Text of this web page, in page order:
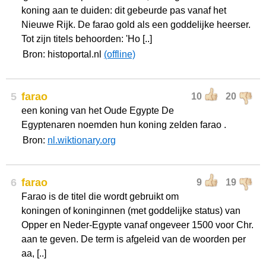
koning aan te duiden: dit gebeurde pas vanaf het
Nieuwe Rijk. De farao gold als een goddelijke heerser.
Tot zijn titels behoorden: 'Ho [..]
Bron: histoportal.nl (offline)
5 10 20
farao
een koning van het Oude Egypte De
Egyptenaren noemden hun koning zelden farao .
Bron: nl.wiktionary.org
6 9 19
farao
Farao is de titel die wordt gebruikt om
koningen of koninginnen (met goddelijke status) van
Opper en Neder-Egypte vanaf ongeveer 1500 voor Chr.
aan te geven. De term is afgeleid van de woorden per
aa, [..]